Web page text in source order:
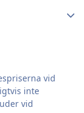
vid
inte
vid